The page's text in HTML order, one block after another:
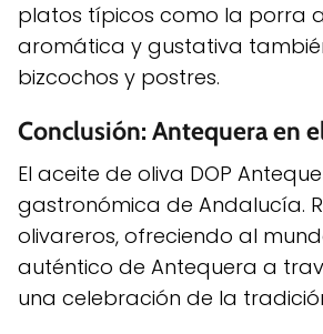
platos típicos como la porra
aromática y gustativa
bizcochos y postres.
Conclusión: Antequera en
El aceite de oliva DOP
gastronómica de Andalucía.
olivareros, ofreciendo al
auténtico de Antequera a
una celebración de la